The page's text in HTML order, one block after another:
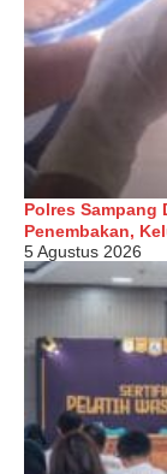
Polres Sampang
Penembakan,
5 Agustus 2026